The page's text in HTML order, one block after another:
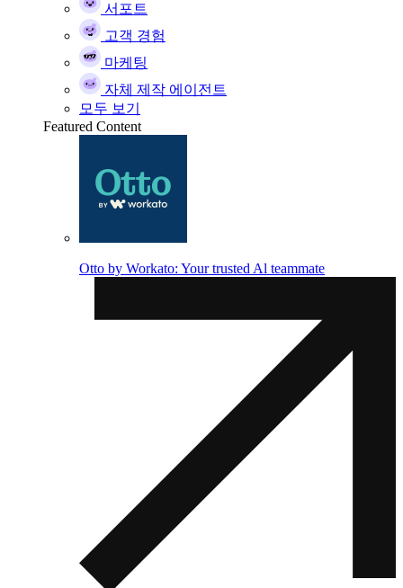
서포트
고객 경험
마케팅
자체 제작 에이전트
모두 보기
Featured Content
Otto by Workato: Your trusted Al teammate